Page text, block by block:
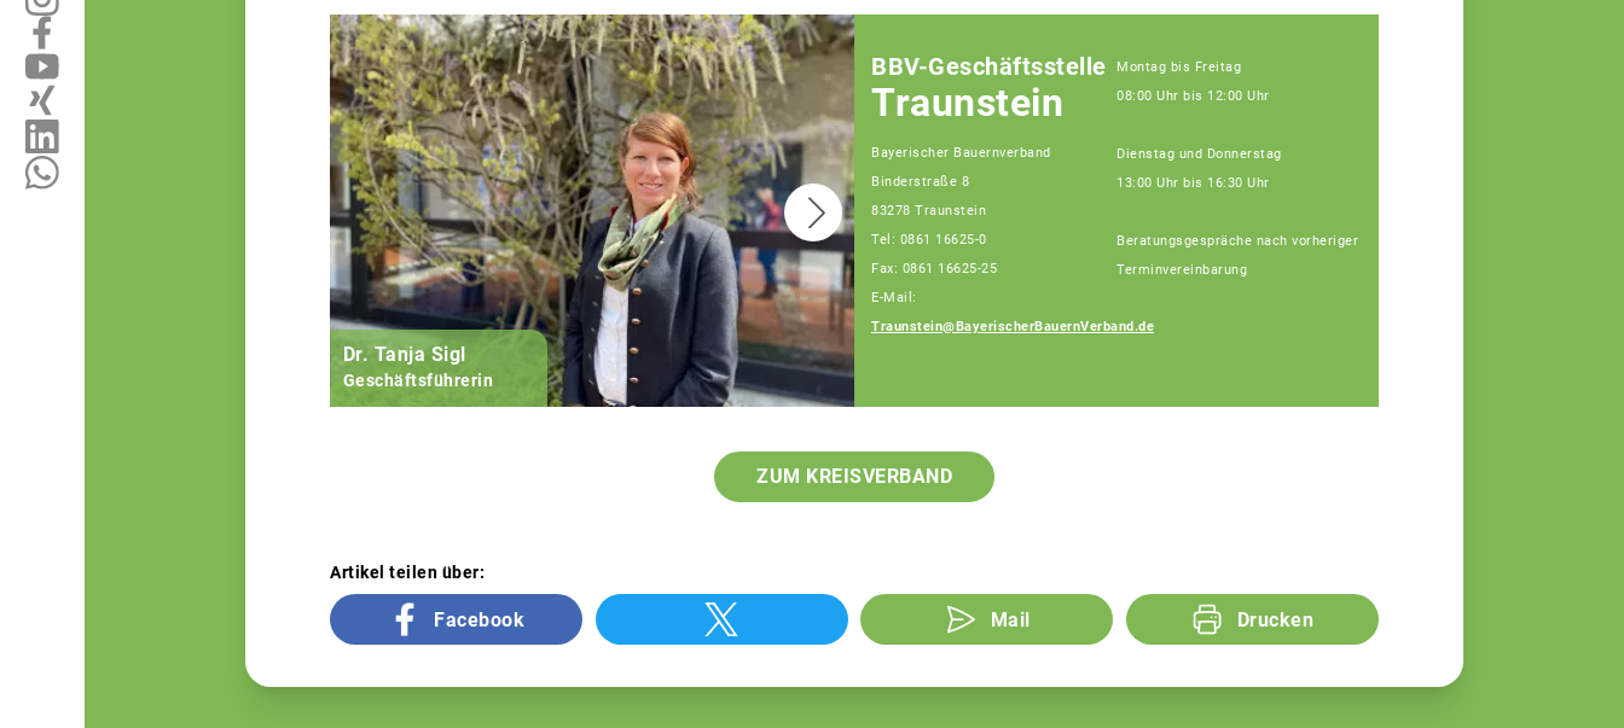
Dr. Tanja Sigl
Geschäftsführerin
BBV-Geschäftsstelle
Traunstein
Bayerischer Bauernverband
Binderstraße 8
83278 Traunstein
Tel: 0861 16625-0
Fax: 0861 16625-25
E-Mail:
Traunstein@BayerischerBauernVerband.de
Montag bis Freitag
08:00 Uhr bis 12:00 Uhr
Dienstag und Donnerstag
13:00 Uhr bis 16:30 Uhr
Beratungsgespräche nach vorheriger
Terminvereinbarung
ZUM KREISVERBAND
Artikel teilen über:
Facebook Mail Drucken